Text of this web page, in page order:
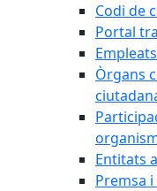
Codi de
Portal
Òrgans
Entitats
Premsa